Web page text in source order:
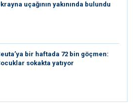
uçağının yakınında bulundu
bir haftada 72 bin göçmen:
sokakta yatıyor